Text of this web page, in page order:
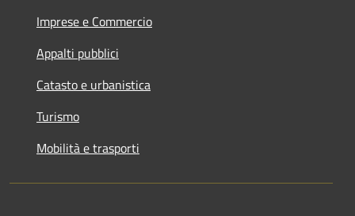
Imprese e Commercio
Appalti pubblici
Catasto e urbanistica
Turismo
Mobilità e trasporti